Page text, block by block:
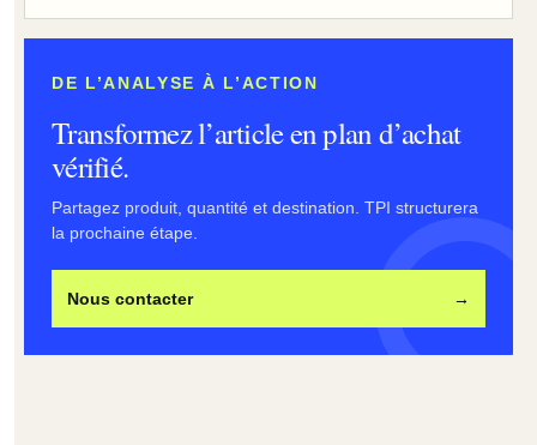
DE L’ANALYSE À L’ACTION
Transformez l’article en plan d’achat
vérifié.
Partagez produit, quantité et destination. TPI structurera
la prochaine étape.
Nous contacter →